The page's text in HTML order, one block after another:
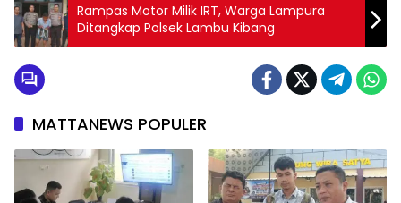
Rampas Motor Milik IRT, Warga Lampura
Ditangkap Polsek Lambu Kibang
MATTANEWS POPULER